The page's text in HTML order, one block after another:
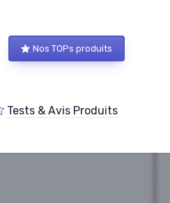
Nos TOPs produits
Tests & Avis Produits